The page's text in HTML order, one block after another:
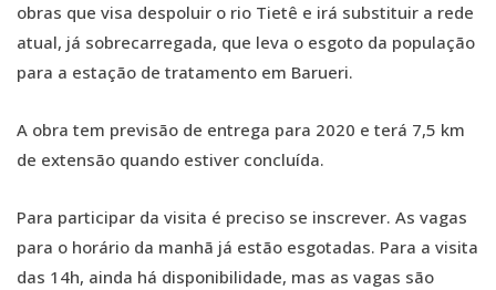
obras que visa despoluir o rio Tietê e irá substituir a rede
atual, já sobrecarregada, que leva o esgoto da população
para a estação de tratamento em Barueri.
A obra tem previsão de entrega para 2020 e terá 7,5 km
de extensão quando estiver concluída.
Para participar da visita é preciso se inscrever. As vagas
para o horário da manhã já estão esgotadas. Para a visita
das 14h, ainda há disponibilidade, mas as vagas são